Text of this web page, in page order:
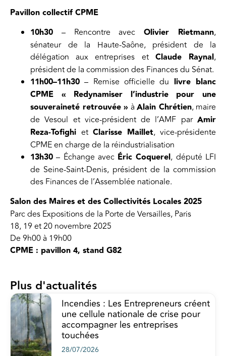
Pavillon collectif CPME
10h30 – Rencontre avecOlivier Rietmann,
sénateur de la Haute-Saône, président de la
délégation aux entreprises et Claude Raynal,
président de la commission des Finances du Sénat.
11h00–11h30 – Remise officielle du livre blanc
CPME « Redynamiser l’industrie pour une
souveraineté retrouvée » à Alain Chrétien, maire
de Vesoul et vice-président de l’AMF par Amir
Reza-Tofighi et Clarisse Maillet, vice-présidente
CPME en charge de la réindustrialisation
13h30 – Échange avec Éric Coquerel, député LFI
de Seine-Saint-Denis, président de la commission
des Finances de l’Assemblée nationale.
Salon des Maires et des Collectivités Locales 2025
Parc des Expositions de la Porte de Versailles, Paris
18, 19 et 20 novembre 2025
De 9h00 à 19h00
CPME : pavillon 4, stand G82
Plus d'actualités
Incendies : Les Entrepreneurs créent
une cellule nationale de crise pour
accompagner les entreprises
touchées
28/07/2026